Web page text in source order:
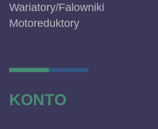
Wariatory/Falowniki
Motoreduktory
KONTO